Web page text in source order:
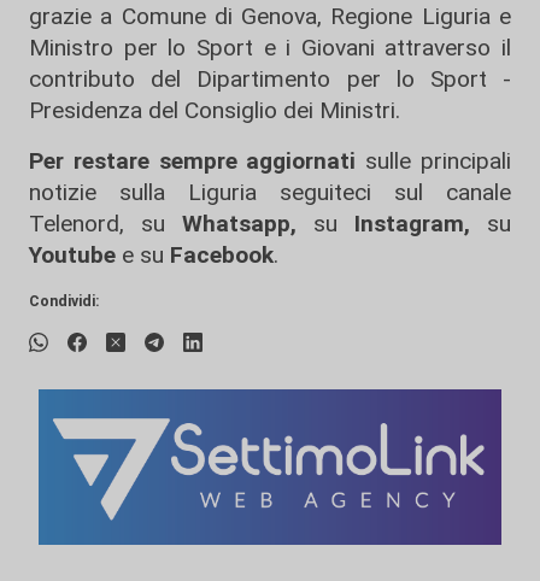
grazie a Comune di Genova, Regione Liguria e
Ministro per lo Sport e i Giovani attraverso il
contributo del Dipartimento per lo Sport -
Presidenza del Consiglio dei Ministri.
Per restare sempre aggiornati sulle principali
notizie sulla Liguria seguiteci sul canale
Telenord, su
Whatsapp, su Instagram, su
Youtube e su Facebook.
Condividi: